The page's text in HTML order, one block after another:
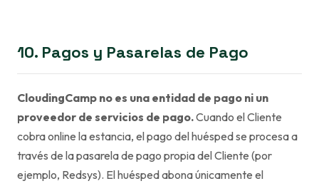
10. Pagos y Pasarelas de Pago
CloudingCamp no es una entidad de pago ni un
proveedor de servicios de pago.Cuando el Cliente
cobra online la estancia, el pago del huésped se procesa a
través de la pasarela de pago propia del Cliente (por
ejemplo, Redsys). El huésped abona únicamente el